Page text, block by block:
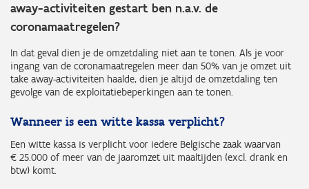
away-activiteiten gestart ben n.a.v. de
coronamaatregelen?
In dat geval dien je de omzetdaling niet aan te tonen. Als je voor
ingang van de coronamaatregelen meer dan 50% van je omzet uit
take away-activiteiten haalde, dien je altijd de omzetdaling ten
gevolge van de exploitatiebeperkingen aan te tonen.
Wanneer is een witte kassa verplicht?
Een witte kassa is verplicht voor iedere Belgische zaak waarvan
€ 25.000 of meer van de jaaromzet uit maaltijden (excl. drank en
btw) komt.